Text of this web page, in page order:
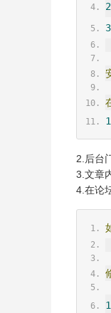
2.后台
3.文章
4.在论